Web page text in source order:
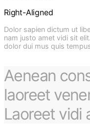
Right-Aligned
Dolor sapien dictum ut
nam justo amet vidi sit
dolor dui mus quis
Aenean
laoreet
Laoreet vidi